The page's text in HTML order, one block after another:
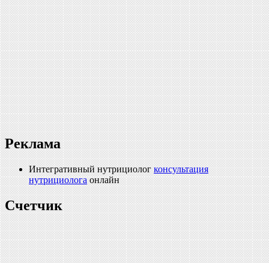
Реклама
Интегративный нутрициолог консультация
нутрициолога онлайн
Счетчик